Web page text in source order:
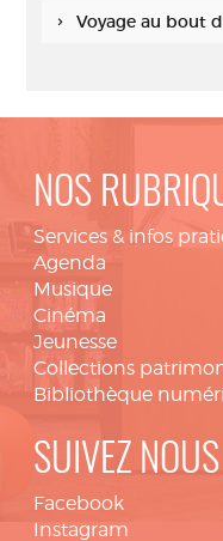
Voyage au bout
NOS
Services & infos
Agenda
Musique
Cinéma
Jeunesse
Collections
Bibliothèque
SUIVEZ
Facebook
Instagram